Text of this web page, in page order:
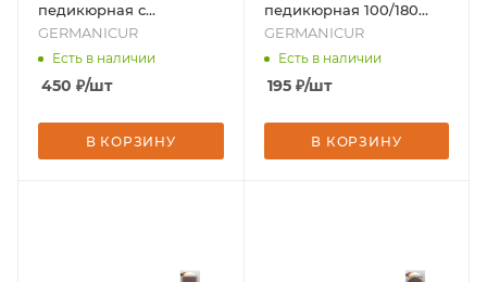
педикюрная с
дополнительной
пилкой, бренд -
GERMANICUR
Есть в наличии
450 ₽/шт
В КОРЗИНУ
педикюрная 100/180
влагостойкая, бренд -
GERMANICUR
GERMANICUR
Есть в наличии
195₽/шт
В КОРЗИНУ